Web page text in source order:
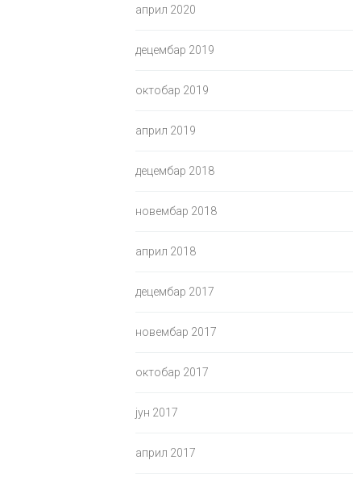
април 2020
децембар 2019
октобар 2019
април 2019
децембар 2018
новембар 2018
април 2018
децембар 2017
новембар 2017
октобар 2017
јун 2017
април 2017